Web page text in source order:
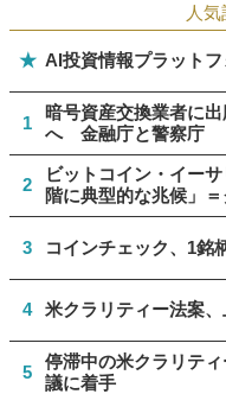
人
★ AI投資情報プラット
1
暗号資産交換業者に
へ 金融庁と警察庁
2
ビットコイン・イー
階に典型的な兆候」
3 コインチェック、1銘
4 米クラリティー法案
5
停滞中の米クラリテ
議に着手